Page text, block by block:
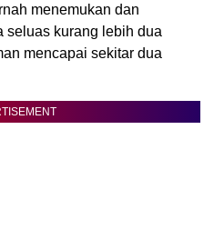
menemukan dan
seluas kurang lebih dua
mencapai sekitar dua